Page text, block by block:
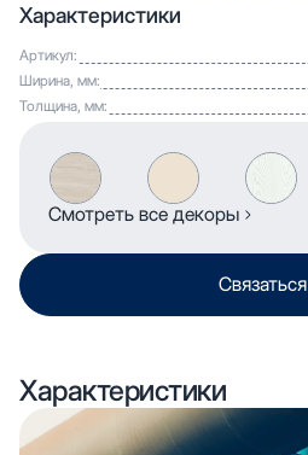
Характеристики
Артикул:
Ширина, мм:
Толщина, мм:
Смотреть все декоры
Связаться
Характеристики